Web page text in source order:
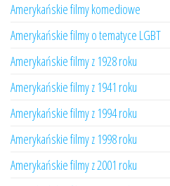
Amerykańskie filmy komediowe
Amerykańskie filmy o tematyce LGBT
Amerykańskie filmy z 1928 roku
Amerykańskie filmy z 1941 roku
Amerykańskie filmy z 1994 roku
Amerykańskie filmy z 1998 roku
Amerykańskie filmy z 2001 roku